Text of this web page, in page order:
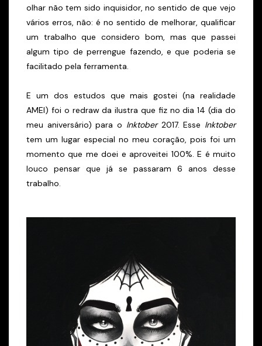
olhar não tem sido inquisidor, no sentido de que vejo
vários erros, não: é no sentido de melhorar, qualificar
um trabalho que considero bom, mas que passei
algum tipo de perrengue fazendo, e que poderia se
facilitado pela ferramenta.
E um dos estudos que mais gostei (na realidade
AMEI) foi o redraw da ilustra que fiz no dia 14 (dia do
meu aniversário) para o Inktober2017. Esse Inktober
tem um lugar especial no meu coração, pois foi um
momento que me doei e aproveitei 100%. E é muito
louco pensar que já se passaram 6 anos desse
trabalho.